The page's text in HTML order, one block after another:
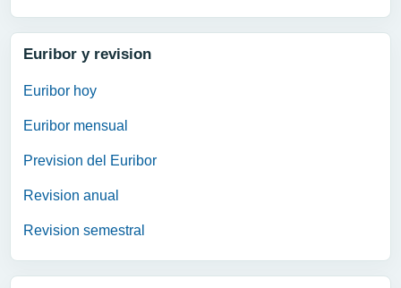
Euribor y revision
Euribor hoy
Euribor mensual
Prevision del Euribor
Revision anual
Revision semestral